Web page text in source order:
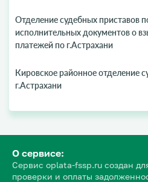
Отделение судебных приставов
исполнительных документов о
платежей по г.Астрахани
Кировское районное отделение
г.Астрахани
О сервисе:
Сервис oplata-fssp.ru создан
проверки и оплаты